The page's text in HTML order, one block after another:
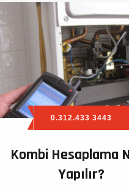
0.312.433 3443
Kombi Hesaplama
Yapılır?